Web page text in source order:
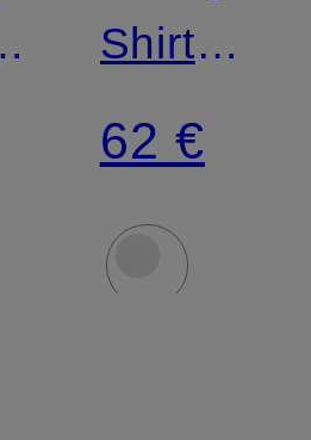
Shirt
COTTON
JERSEY
62 €